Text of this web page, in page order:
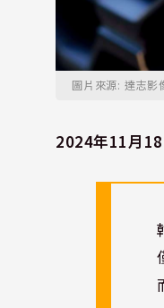
圖片來源: 達志影
2024年11月18